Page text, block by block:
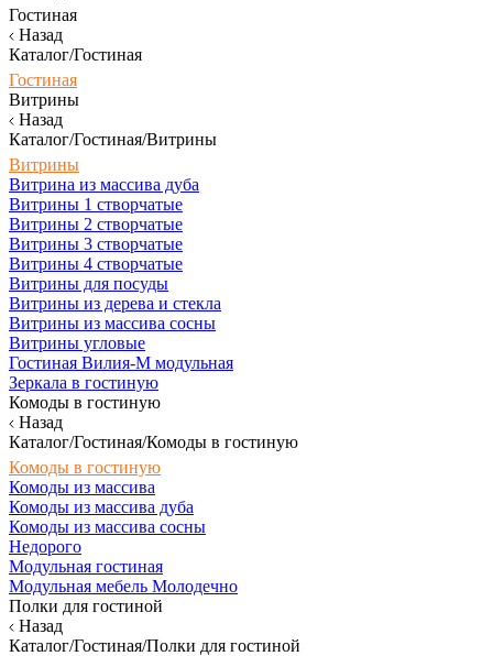
Гостиная
Назад
Каталог/Гостиная
Гостиная
Витрины
Назад
Каталог/Гостиная/Витрины
Витрины
Витрина из массива дуба
Витрины 1 створчатые
Витрины 2 створчатые
Витрины 3 створчатые
Витрины 4 створчатые
Витрины для посуды
Витрины из дерева и стекла
Витрины из массива сосны
Витрины угловые
Гостиная Вилия-М модульная
Зеркала в гостиную
Комоды в гостиную
Назад
Каталог/Гостиная/Комоды в гостиную
Комоды в гостиную
Комоды из массива
Комоды из массива дуба
Комоды из массива сосны
Недорого
Модульная гостиная
Модульная мебель Молодечно
Полки для гостиной
Назад
Каталог/Гостиная/Полки для гостиной